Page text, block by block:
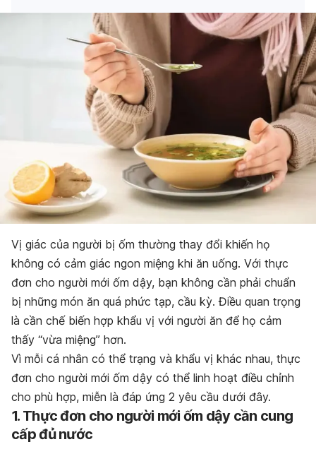
Vị giác của người bị ốm thường thay đổi khiến họ
không có cảm giác ngon miệng khi ăn uống. Với thực
đơn cho người mới ốm dậy, bạn không cần phải chuẩn
bị những món ăn quá phức tạp, cầu kỳ. Điều quan trọng
là cần chế biến hợp khẩu vị với người ăn để họ cảm
thấy “vừa miệng” hơn.
Vì mỗi cá nhân có thể trạng và khẩu vị khác nhau, thực
đơn cho người mới ốm dậy có thể linh hoạt điều chỉnh
cho phù hợp, miễn là đáp ứng 2 yêu cầu dưới đây.
1. Thực đơn cho người mới ốm dậy cần cung
cấp đủ nước